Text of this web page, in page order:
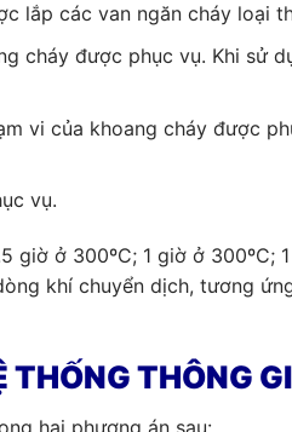
lắp các van ngăn cháy loại
cháy được phục vụ. Khi sử
vi của khoang cháy được
vụ.
ở 300ºC; 1 giờ ở 300ºC;
khí chuyển dịch, tương
THỐNG THÔNG
hai phương án sau: